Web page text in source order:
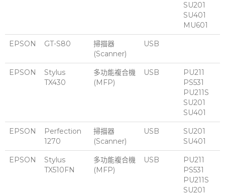
SU201
SU401
MU601
EPSON GT-S80
掃描器
(Scanner)
USB
EPSON
Stylus
TX430
多功能複合機
(MFP)
USB
PU211
PS531
PU211S
SU201
SU401
EPSON
Perfection
1270
掃描器
(Scanner)
USB
SU201
SU401
EPSON
Stylus
TX510FN
多功能複合機
(MFP)
USB
PU211
PS531
PU211S
SU201